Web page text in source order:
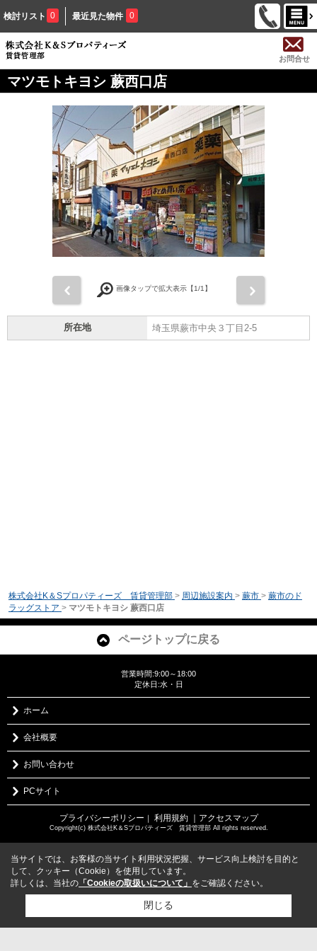
検討リスト 0 最近見た物件 0
お問合せ
マツモトキヨシ 蕨西口店
画像タップで拡大表示【1/1】
所在地 埼玉県蕨市中央３丁目2-5
株式会社K＆Sプロパティーズ 賃貸管理部 > 周辺施設案内 > 蕨市 > 蕨市のド
ラッグストア > マツモトキヨシ 蕨西口店
ページトップに戻る
営業時間:9:00～18:00
定休日:水・日
ホーム
会社概要
お問い合わせ
PCサイト
プライバシーポリシー ｜ 利用規約 ｜アクセスマップ
Copyright(c) 株式会社K＆Sプロパティーズ 賃貸管理部 All rights reserved.
当サイトでは、お客様の当サイト利用状況把握、サービス向上検討を目的と
して、クッキー（Cookie）を使用しています。
詳しくは、当社の 「Cookieの取扱いについて」 をご確認ください。
閉じる